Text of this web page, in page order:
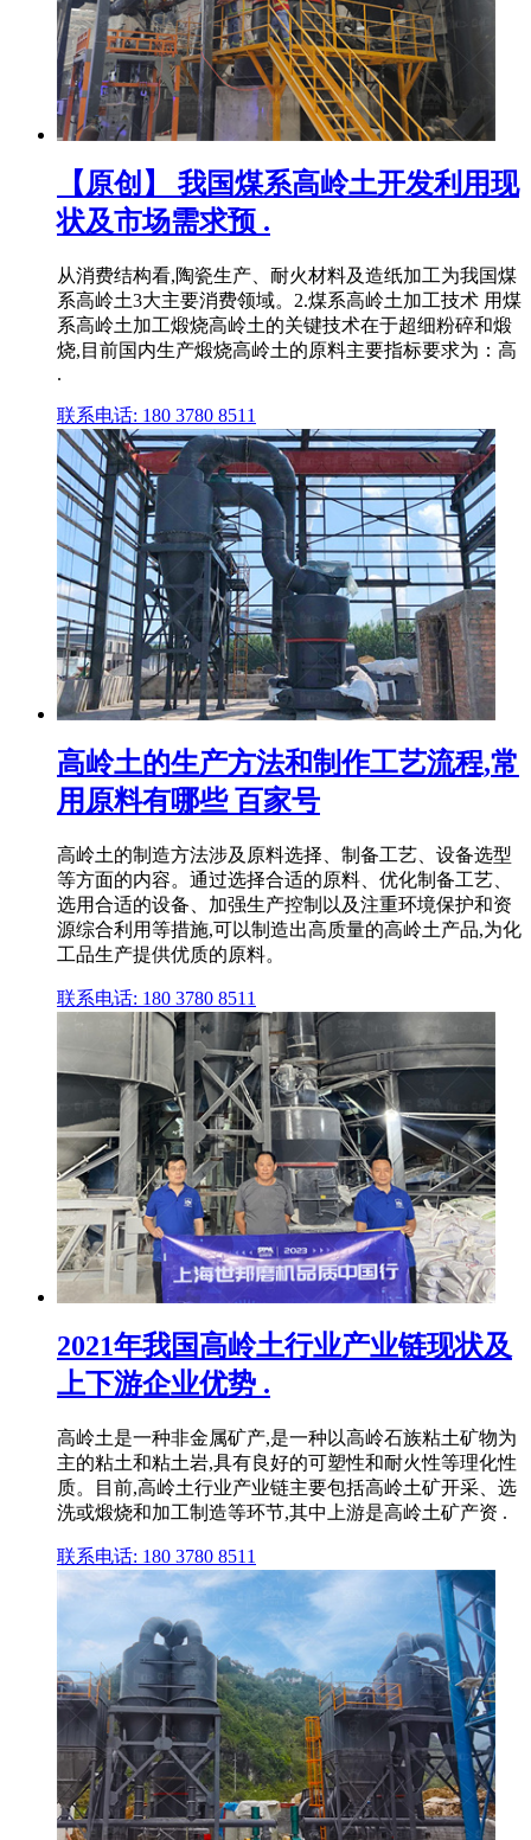
【原创】 我国煤系高岭土开发利用现
状及市场需求预 .
从消费结构看,陶瓷生产、耐火材料及造纸加工为我国煤
系高岭土3大主要消费领域。2.煤系高岭土加工技术 用煤
系高岭土加工煅烧高岭土的关键技术在于超细粉碎和煅
烧,目前国内生产煅烧高岭土的原料主要指标要求为：高
.
联系电话: 180 3780 8511
高岭土的生产方法和制作工艺流程,常
用原料有哪些 百家号
高岭土的制造方法涉及原料选择、制备工艺、设备选型
等方面的内容。通过选择合适的原料、优化制备工艺、
选用合适的设备、加强生产控制以及注重环境保护和资
源综合利用等措施,可以制造出高质量的高岭土产品,为化
工品生产提供优质的原料。
联系电话: 180 3780 8511
2021年我国高岭土行业产业链现状及
上下游企业优势 .
高岭土是一种非金属矿产,是一种以高岭石族粘土矿物为
主的粘土和粘土岩,具有良好的可塑性和耐火性等理化性
质。目前,高岭土行业产业链主要包括高岭土矿开采、选
洗或煅烧和加工制造等环节,其中上游是高岭土矿产资 .
联系电话: 180 3780 8511